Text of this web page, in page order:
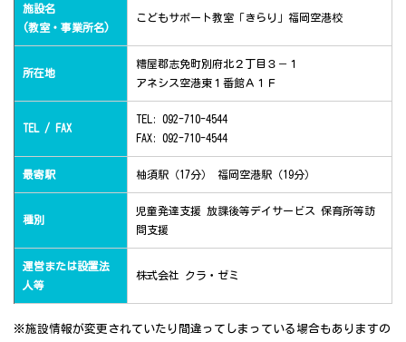
施設名
(教室・事業所名)
こどもサポート教室「きらり」福岡空港校
所在地
糟屋郡志免町別府北２丁目３－１
アネシス空港東１番館Ａ１Ｆ
TEL / FAX
TEL: 092-710-4544
FAX: 092-710-4544
最寄駅 柚須駅（17分） 福岡空港駅（19分）
種別
児童発達支援 放課後等デイサービス 保育所等訪
問支援
運営または設置法
人等
株式会社 クラ・ゼミ
※施設情報が変更されていたり間違ってしまっている場合もありますの